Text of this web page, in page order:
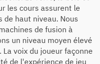
les cours assurent le
de haut niveau. Nous
de fusion à
un niveau moyen élevé
voix du joueur façonne
de l'expérience de jeu